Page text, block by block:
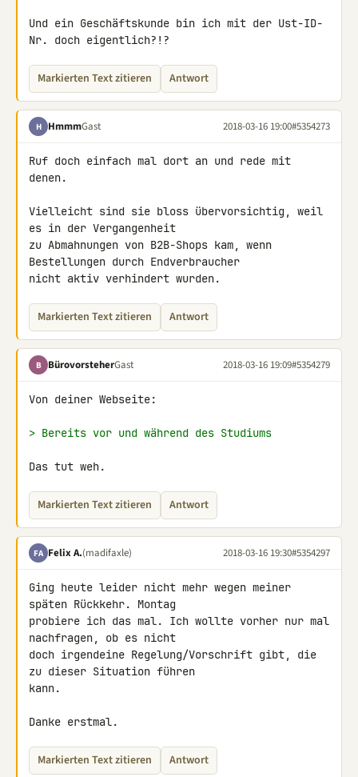
Und ein Geschäftskunde bin ich mit der Ust-ID-
Nr. doch eigentlich?!?
Markierten Text zitieren Antwort
H HmmmGast 2018-03-16 19:00#5354273
Ruf doch einfach mal dort an und rede mit
denen.
Vielleicht sind sie bloss übervorsichtig, weil
es in der Vergangenheit
zu Abmahnungen von B2B-Shops kam, wenn
Bestellungen durch Endverbraucher
nicht aktiv verhindert wurden.
Markierten Text zitieren Antwort
B BürovorsteherGast 2018-03-16 19:09#5354279
Von deiner Webseite:
> Bereits vor und während des Studiums
Das tut weh.
Markierten Text zitieren Antwort
FA Felix A.(madifaxle) 2018-03-16 19:30#5354297
Ging heute leider nicht mehr wegen meiner
späten Rückkehr. Montag
probiere ich das mal. Ich wollte vorher nur mal
nachfragen, ob es nicht
doch irgendeine Regelung/Vorschrift gibt, die
zu dieser Situation führen
kann.
Danke erstmal.
Markierten Text zitieren Antwort